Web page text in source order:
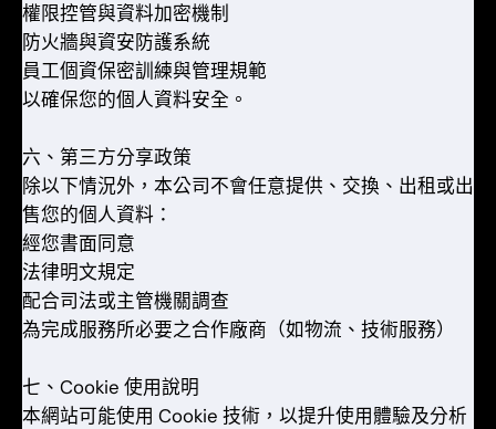
權限控管與資料加密機制
防火牆與資安防護系統
員工個資保密訓練與管理規範
以確保您的個人資料安全。
六、第三方分享政策
除以下情況外，本公司不會任意提供、交換、出租或出
售您的個人資料：
經您書面同意
法律明文規定
配合司法或主管機關調查
為完成服務所必要之合作廠商（如物流、技術服務）
七、Cookie 使用說明
本網站可能使用 Cookie 技術，以提升使用體驗及分析